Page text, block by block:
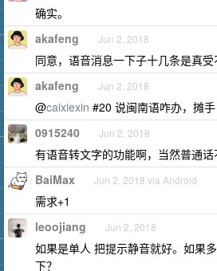
确实。
akafeng Jun 2, 2018
同意，语音消息一下子十几条是真受
akafeng Jun 2, 2018
@caixiexin #20 说闽南语咋办，摊手
0915240 Jun 2, 2018
有语音转文字的功能啊，当然普通话
BaiMax Jun 2, 2018 via Android
需求+1
leoojiang Jun 2, 2018
如果是单人 把提示静音就好。如果
下？